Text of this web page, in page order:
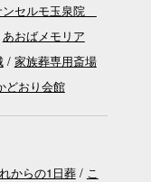
ンセルモ玉泉院
あおばメモリア
家族葬専用斎場
どおり会館
からの1日葬
こ